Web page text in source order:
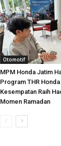
Otomotif
MPM Honda Jatim
Program THR Honda
Kesempatan Raih
Momen Ramadan